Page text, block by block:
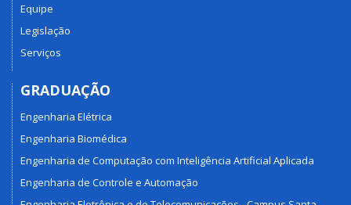
Equipe
Legislação
Serviços
GRADUAÇÃO
Engenharia Elétrica
Engenharia Biomédica
Engenharia de Computação com Inteligência Artificial Aplicada
Engenharia de Controle e Automação